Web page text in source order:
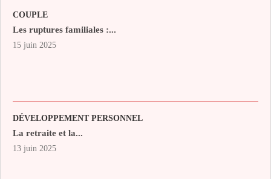
COUPLE
Les ruptures familiales :...
15 juin 2025
DÉVELOPPEMENT PERSONNEL
La retraite et la...
13 juin 2025